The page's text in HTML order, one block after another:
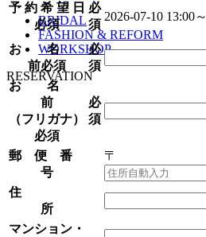
BRIDAL
FASHION & REFORM
WORKSHOP
RESERVATION
予 約 希 望 日
必須
必
須
2026-07-10 13:00～
お 名
前必須
必
須
お 名
前
（フリガナ）
必須
必
須
郵 便 番
号
〒
住
所
マンション・